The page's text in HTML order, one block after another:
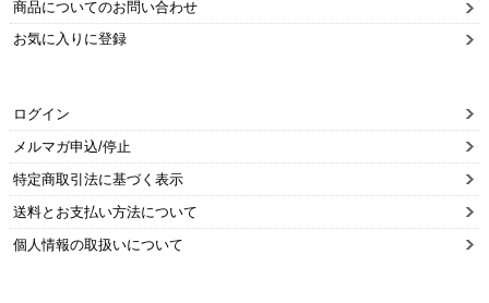
商品についてのお問い合わせ
お気に入りに登録
ログイン
メルマガ申込/停止
特定商取引法に基づく表示
送料とお支払い方法について
個人情報の取扱いについて